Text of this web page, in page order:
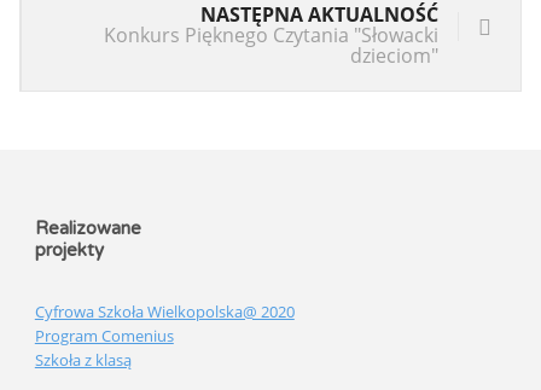
NASTĘPNA AKTUALNOŚĆ
Konkurs Pięknego Czytania "Słowacki
dzieciom"
Realizowane
projekty
Cyfrowa Szkoła Wielkopolska@ 2020
Program Comenius
Szkoła z klasą